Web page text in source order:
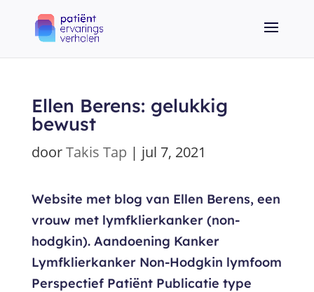
Ellen Berens: gelukkig
bewust
doorTakis Tap | jul 7, 2021
Website met blog van Ellen Berens, een
vrouw met lymfklierkanker (non-
hodgkin). Aandoening Kanker
Lymfklierkanker Non-Hodgkin lymfoom
Perspectief Patiënt Publicatie type